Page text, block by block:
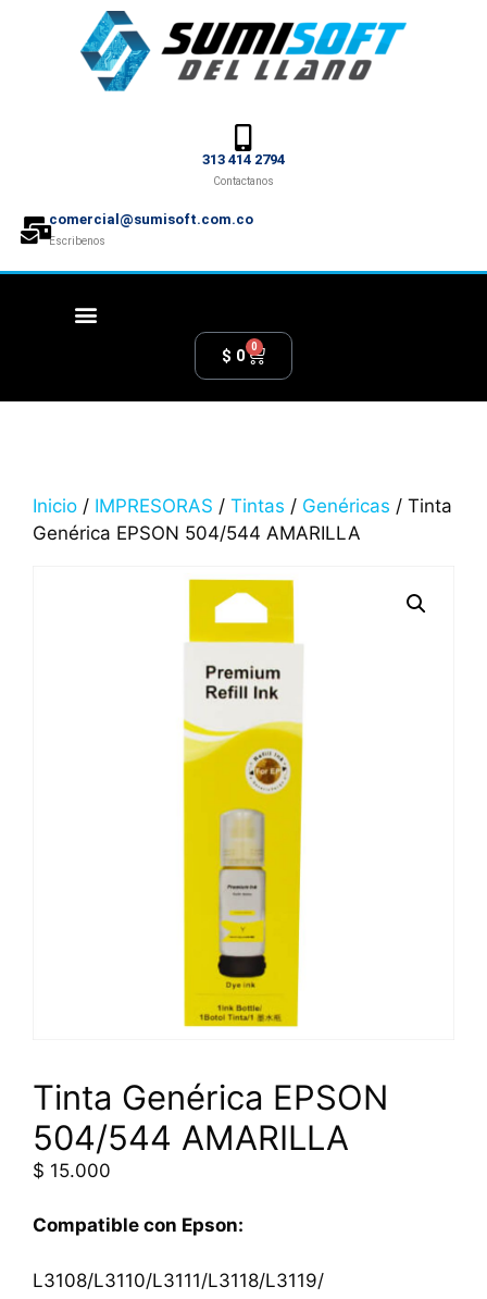
313 414 2794
Contactanos
comercial@sumisoft.com.co
Escribenos
$ 0 0
Inicio / IMPRESORAS / Tintas / Genéricas / Tinta
Genérica EPSON 504/544 AMARILLA
Tinta Genérica EPSON
504/544 AMARILLA
$ 15.000
Compatible con Epson:
L3108/L3110/L3111/L3118/L3119/